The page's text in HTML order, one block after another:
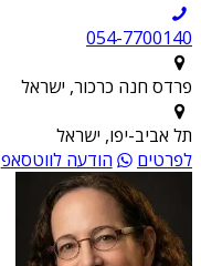
054-7700140
פרדס חנה כרכור, ישראל
תל אביב-יפו, ישראל
לפרטים
הודעה לווטסאפ